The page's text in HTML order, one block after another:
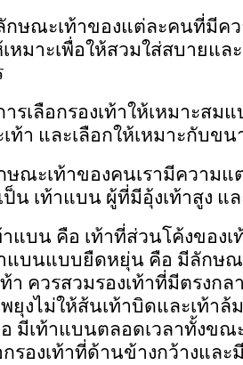
กษณะเท้าของแต่ละคนที่มีคว
เหมาะเพื่อให้สวมใส่สบายแ
ารเลือกรองเท้าให้เหมาะสม
ท้า และเลือกให้เหมาะกับขน
ษณะเท้าของคนเรามีความแ
ป็น เท้าแบน ผู้ที่มีอุ้งเท้าสูง แ
าแบน คือ เท้าที่ส่วนโค้งของเ
าแบนแบบยืดหยุ่น คือ มีลักษ
ท้า ควรสวมรองเท้าที่มีตรงก
ยุงไม่ให้ส้นเท้าบิดและเท้า
มีเท้าแบนตลอดเวลาทั้งข
กรองเท้าที่ด้านข้างกว้างแล